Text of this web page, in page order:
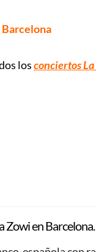
Barcelona
losconciertos
Zowi en Barcelona.